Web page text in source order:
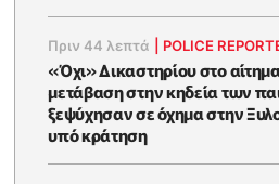
Πριν 44 λεπτά POLICE
«Όχι» Δικαστηρίου στο
μετάβαση στην κηδεία των
ξεψύχησαν σε όχημα στην
υπό κράτηση